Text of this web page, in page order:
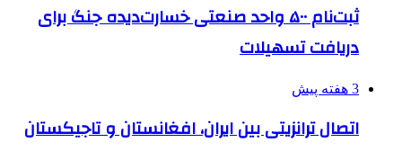
ثبت‌نام ۵۰۰ واحد صنعتی خسارت‌دیده جنگ برای
دریافت تسهیلات
3 هفته پیش
اتصال ترانزیتی بین ایران، افغانستان و تاجیکستان